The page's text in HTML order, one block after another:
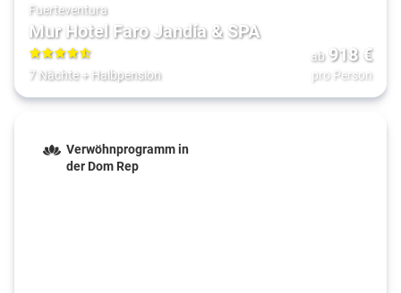
Fuerteventura
Mur Hotel Faro Jandía & SPA
4.5
7 Nächte+ Halbpension
ab 918€
pro Person
Verwöhnprogramm in
der Dom Rep